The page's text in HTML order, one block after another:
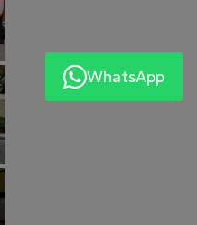
WhatsApp